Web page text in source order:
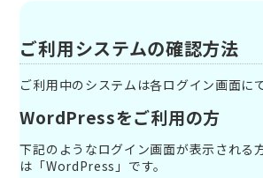
ご利用システムの確認方法
ご利用中のシステムは各ログイン画面に
WordPressをご利用の方
下記のようなログイン画面が表示される
は「WordPress」です。